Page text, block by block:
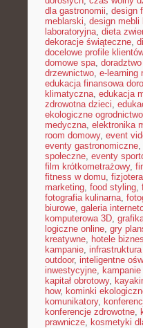
dla gastronomii, design
meblarski, design mebli
laboratoryjna, dieta
dekoracje świąteczne,
docelowe profile klientów
domowe spa,
drzewnictwo, e-learning
edukacja finansowa
klimatyczna, edukacja
zdrowotna dzieci,
ekologiczne ogrodnictwo
medyczna, elektronika
room domowy, event
eventy gastronomiczne,
społeczne, eventy
film krótkometrażowy,
fitness w domu,
marketing, food styling,
fotografia kulinarna,
biurowe, galeria
komputerowa 3D,
logiczne online, gry
kreatywne, hotele
kampanie,
outdoor, inteligentne
inwestycyjne,
kapitał obrotowy,
how, kominki
komunikatory,
konferencje zdrowotne,
prawnicze, kosmetyki